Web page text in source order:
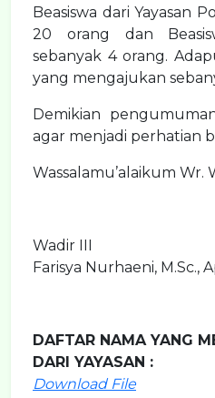
Beasiswa dari Yayasan
20 orang dan
sebanyak 4 orang.
yang mengajukan
Demikian
agar menjadi perhatian
Wassalamu’alaikum Wr.
Wadir III
Farisya Nurhaeni, M.Sc.,
DAFTAR NAMA YANG
DARI YAYASAN :
Download File